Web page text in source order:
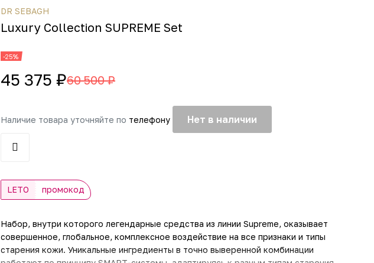
DR SEBAGH
Luxury Collection SUPREME Set
-25%
45 375 ₽60 500 ₽
Наличие товара уточняйте по телефону Нет в наличии
LETO промокод
Набор, внутри которого легендарные средства из линии Supreme, оказывает
совершенное, глобальное, комплексное воздействие на все признаки и типы
старения кожи. Уникальные ингредиенты в точно выверенной комбинации